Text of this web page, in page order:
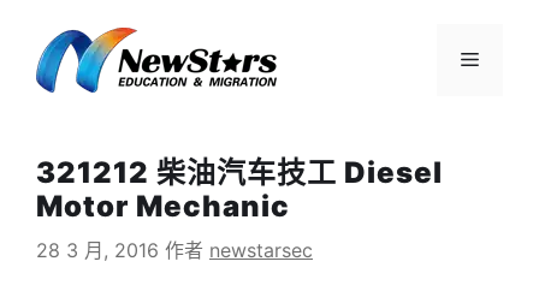
菜
321212 柴油汽车技工 Diesel
Motor Mechanic
28 3 月, 2016 作者 newstarsec